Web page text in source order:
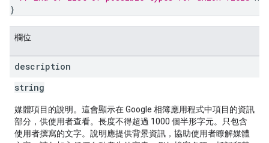
}
欄位
description
string
媒體項目的說明。這會顯示在 Google 相簿應用程式中項目的資訊
部分，供使用者查看。長度不得超過 1000 個半形字元。只包含
使用者撰寫的文字。說明應提供背景資訊，協助使用者瞭解媒體